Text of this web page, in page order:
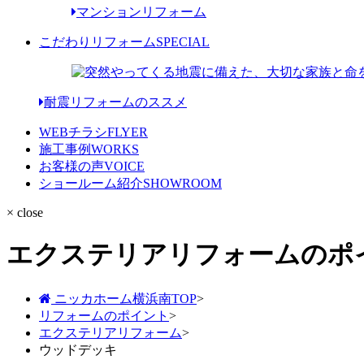
マンションリフォーム
こだわりリフォームSPECIAL
耐震リフォームのススメ
WEBチラシFLYER
施工事例WORKS
お客様の声VOICE
ショールーム紹介SHOWROOM
× close
エクステリアリフォームのポ
ニッカホーム横浜南TOP>
リフォームのポイント >
エクステリアリフォーム>
ウッドデッキ